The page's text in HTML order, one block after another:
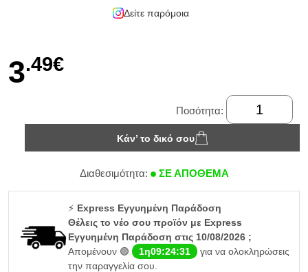
Δείτε παρόμοια
3.49€
Ποσότητα:
Κάν’ το δικό σου
Διαθεσιμότητα: ΣΕ ΑΠΟΘΕΜΑ
⚡ Express Εγγυημένη Παράδοση
Θέλεις το νέο σου προϊόν με Express
Εγγυημένη Παράδοση στις 10/08/2026 ;
Απομένουν 🟢
1η09:24:31
για να ολοκληρώσεις
την παραγγελία σου.